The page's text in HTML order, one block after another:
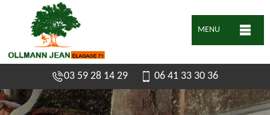
MENU
03 59 28 14 29 06 41 33 30 36